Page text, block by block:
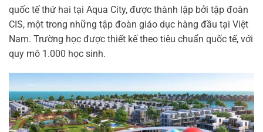
quốc tế thứ hai tại Aqua City, được thành lập bởi tập đoàn
CIS, một trong những tập đoàn giáo dục hàng đầu tại Việt
Nam. Trường học được thiết kế theo tiêu chuẩn quốc tế, với
quy mô 1.000 học sinh.